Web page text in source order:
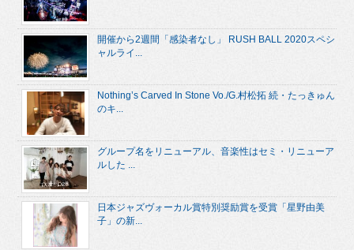
開催から2週間「感染者なし」 RUSH BALL 2020スペシ
ャルライ...
Nothing’s Carved In Stone Vo./G.村松拓 続・たっきゅん
のキ...
グループ名をリニューアル、音楽性はセミ・リニューア
ルした ...
日本ジャズヴォーカル賞特別奨励賞を受賞「星野由美
子」の新...